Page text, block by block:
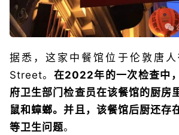
据悉，这家中餐馆位于伦敦唐
Street。 在2022年的一次检查中
府卫生部门检查员在该餐馆的厨房
鼠和蟑螂。并且，该餐馆后厨还存
等卫生问题。